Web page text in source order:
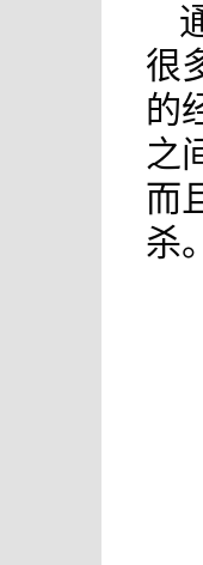
很
的
之
而
杀